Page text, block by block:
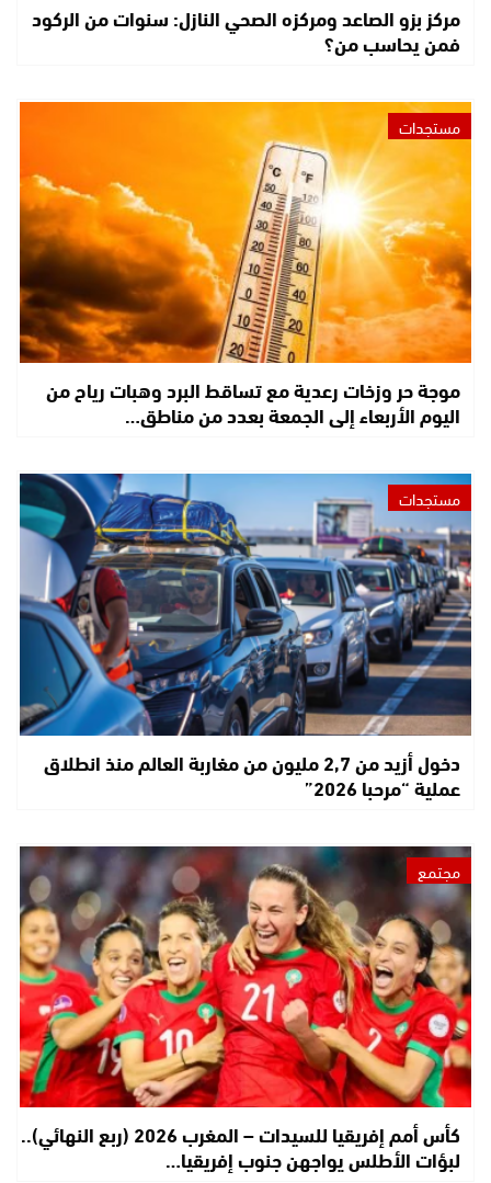
مركز بزو الصاعد ومركزه الصحي النازل: سنوات من الركود
فمن يحاسب من؟
مستجدات
موجة حر وزخات رعدية مع تساقط البرد وهبات رياح من
اليوم الأربعاء إلى الجمعة بعدد من مناطق…
مستجدات
دخول أزيد من 2,7 مليون من مغاربة العالم منذ انطلاق
عملية “مرحبا 2026”
مجتمع
كأس أمم إفريقيا للسيدات – المغرب 2026 (ربع النهائي)..
لبؤات الأطلس يواجهن جنوب إفريقيا…